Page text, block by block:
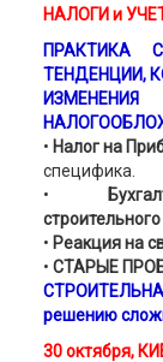
НАЛОГИ и
ПРАКТИКА
ТЕНДЕНЦИИ,
• Налог на
специфика.
•
• Реакция на
• СТАРЫЕ
решению
30 октября,